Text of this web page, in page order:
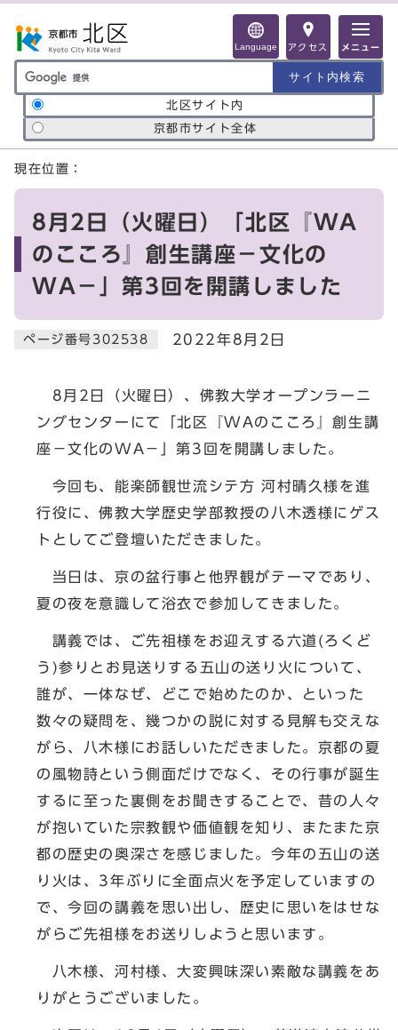
Language アクセス メニュー
サイト内検索の範囲
北区サイト内
京都市サイト全体
ここから本文です
現在位置：
8月2日（火曜日）「北区『WA
のこころ』創生講座－文化の
WA－」第3回を開講しました
ページ番号302538 2022年8月2日
8月2日（火曜日）、佛教大学オープンラーニ
ングセンターにて「北区『WAのこころ』創生講
座－文化のWA－」第3回を開講しました。
今回も、能楽師観世流シテ方 河村晴久様を進
行役に、佛教大学歴史学部教授の八木透様にゲス
トとしてご登壇いただきました。
当日は、京の盆行事と他界観がテーマであり、
夏の夜を意識して浴衣で参加してきました。
講義では、ご先祖様をお迎えする六道(ろくど
う)参りとお見送りする五山の送り火について、
誰が、一体なぜ、どこで始めたのか、といった
数々の疑問を、幾つかの説に対する見解も交えな
がら、八木様にお話しいただきました。京都の夏
の風物詩という側面だけでなく、その行事が誕生
するに至った裏側をお聞きすることで、昔の人々
が抱いていた宗教観や価値観を知り、またまた京
都の歴史の奥深さを感じました。今年の五山の送
り火は、3年ぶりに全面点火を予定していますの
で、今回の講義を思い出し、歴史に思いをはせな
がらご先祖様をお送りしようと思います。
八木様、河村様、大変興味深い素敵な講義をあ
りがとうございました。